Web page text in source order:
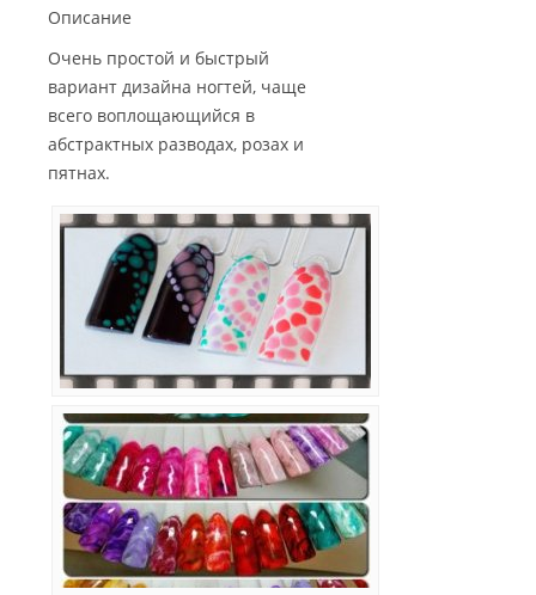
Описание
Очень простой и быстрый
вариант дизайна ногтей, чаще
всего воплощающийся в
абстрактных разводах, розах и
пятнах.